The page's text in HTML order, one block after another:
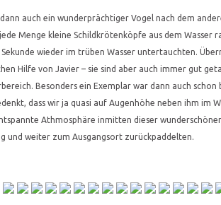
auch ein wunderprächtiger Vogel nach dem
Menge kleine Schildkrötenköpfe aus dem Wasser
wieder im trüben Wasser untertauchten.
Hilfe von Javier – sie sind aber auch immer gut
Besonders ein Exemplar war dann auch schon
dass wir ja quasi auf Augenhöhe neben ihm im
Athmosphäre inmitten dieser
und weiter zum Ausgangsort zurückpaddelten.